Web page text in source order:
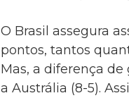
O Brasil assegura
pontos, tantos
Mas, a diferença
a Austrália (8-5).